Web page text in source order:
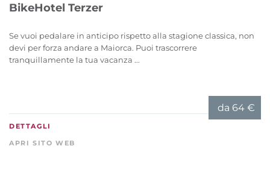
BikeHotel Terzer
Se vuoi pedalare in anticipo rispetto alla stagione classica, non
devi per forza andare a Maiorca. Puoi trascorrere
tranquillamente la tua vacanza ...
da 64 €
DETTAGLI
APRI SITO WEB